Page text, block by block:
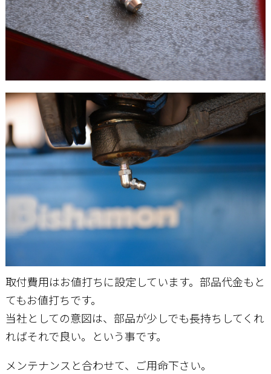
取付費用はお値打ちに設定しています。部品代金もと
てもお値打ちです。
当社としての意図は、部品が少しでも長持ちしてくれ
ればそれで良い。という事です。
メンテナンスと合わせて、ご用命下さい。